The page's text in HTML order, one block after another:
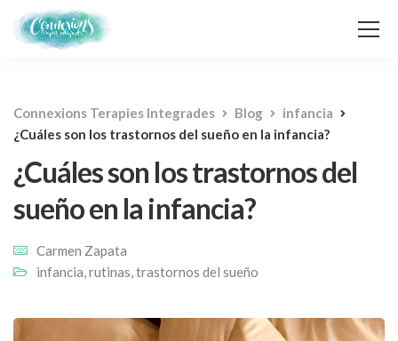
Connexions Terapies Integrades Blog
infancia
¿Cuáles son los trastornos del sueño en la infancia?
¿Cuáles son los trastornos del
sueño en la infancia?
Carmen Zapata
infancia,rutinas,trastornos del sueño